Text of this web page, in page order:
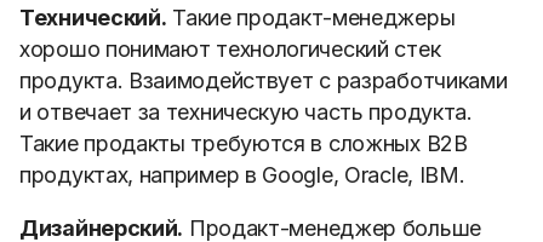
Технический. Такие продакт-менеджеры
хорошо понимают технологический стек
продукта. Взаимодействует с разработчиками
и отвечает за техническую часть продукта.
Такие продакты требуются в сложных B2B
продуктах, например в Google, Oracle, IBM.
Дизайнерский. Продакт-менеджер больше